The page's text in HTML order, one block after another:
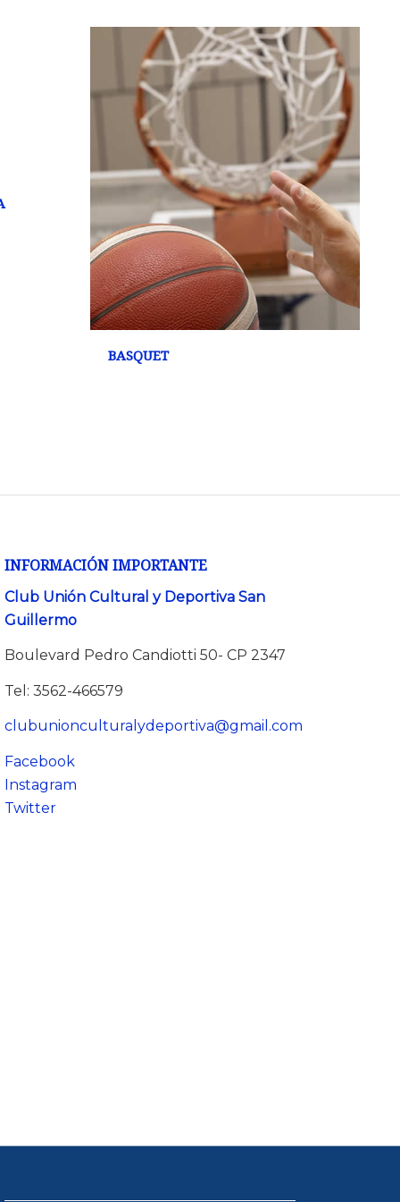
BASQUET
INFORMACIÓN IMPORTANTE
Club Unión Cultural y Deportiva San
Guillermo
Boulevard Pedro Candiotti 50- CP 2347
Tel: 3562-466579
clubunionculturalydeportiva@gmail.com
Facebook
Instagram
Twitter